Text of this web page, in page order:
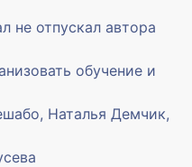
не отпускал автора
обучение и
Наталья Демчик,